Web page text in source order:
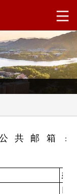
共邮箱 ：
办
良